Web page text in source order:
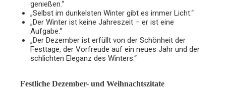
genießen.“
„Selbst im dunkelsten Winter gibt es immer Licht.“
„Der Winter ist keine Jahreszeit – er ist eine
Aufgabe.“
„Der Dezember ist erfüllt von der Schönheit der
Festtage, der Vorfreude auf ein neues Jahr und der
schlichten Eleganz des Winters.“
Festliche Dezember- und Weihnachtszitate